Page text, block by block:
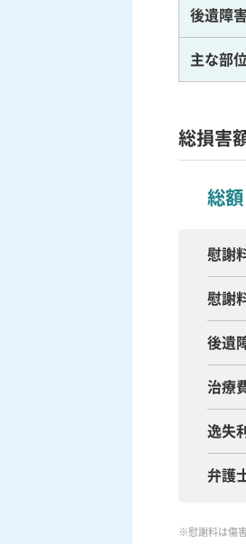
後遺障
主な部
総損害
総額
慰謝
慰謝
後遺
治療
逸失
弁護
※慰謝料は傷